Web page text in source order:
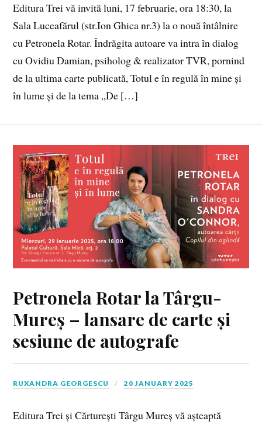
Editura Trei vă invită luni, 17 februarie, ora 18:30, la
Sala Luceafărul (str.Ion Ghica nr.3) la o nouă întâlnire
cu Petronela Rotar. Îndrăgita autoare va intra în dialog
cu Ovidiu Damian, psiholog & realizator TVR, pornind
de la ultima carte publicată, Totul e în regulă în mine și
în lume și de la tema „De […]
Petronela Rotar la Târgu-
Mureș – lansare de carte și
sesiune de autografe
RUXANDRA GEORGESCU 20 JANUARY 2025
Editura Trei și Cărturești Târgu Mureș vă așteaptă